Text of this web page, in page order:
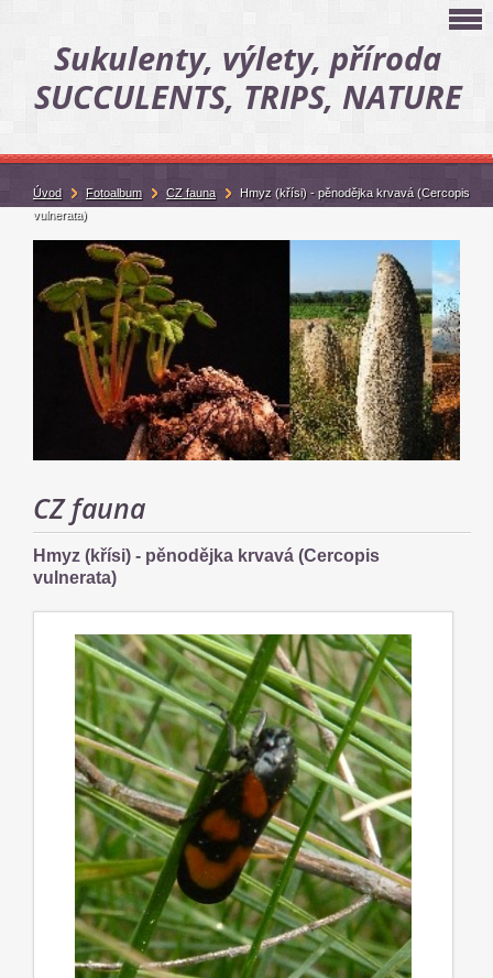
Sukulenty, výlety, příroda
SUCCULENTS, TRIPS, NATURE
CZ fauna
Hmyz (křísi) - pěnodějka krvavá (Cercopis
vulnerata)
Úvod Fotoalbum CZ fauna
Hmyz (křísi) - pěnodějka krvavá (Cercopis
vulnerata)